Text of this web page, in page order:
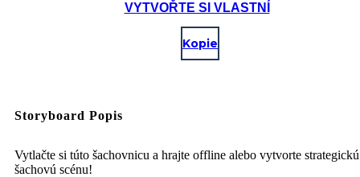
VYTVOŘTE SI VLASTNÍ
Kopie
Storyboard Popis
Vytlačte si túto šachovnicu a hrajte offline alebo vytvorte strategickú
šachovú scénu!